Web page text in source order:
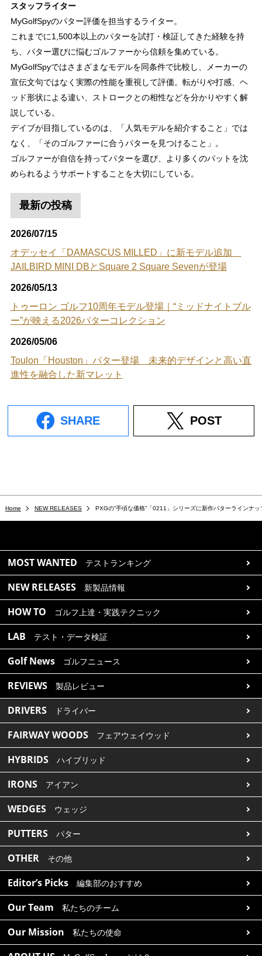
スタッフライター
MyGolfSpyのパター評価を担当するライター。
これまでに1,500本以上のパターを試打・検証してきた経験を持
ち、パター選びに悩むゴルファーから信頼を集めている。
MyGolfSpyではさまざまなモデルを同条件で比較し、メーカーの
宣伝文句ではなく実際の性能を重視して評価。転がりや打感、ヘ
ッド形状による違い、ストロークとの相性などを分かりやすく解
説している。
デイブが目指しているのは、「人気モデルを紹介すること」では
なく、「そのゴルファーに合うパターを見つけること」。
ゴルファーが自信を持ってパターを選び、より多くのパットを沈
められるようサポートすることを大切にしている。
最新の投稿
2026/07/15
オデッセイ「DAMASCUS MILLED」に新モデル追加
JAILBIRD MINI DBとSquare 2 Square Sevenが登場
2026/05/13
トゥーロン ゴルフ10周年モデル登場｜“ミッドナイトブル
ー”が映える2026パターコレクション
2026/05/06
Toulon「Houston」パター登場 未来的デザインと高い直
進性を融合した新マレット
SHARE POST
Home NEW RELEASES PXGの“手頃な価格”「0211」シリーズに新作パターラインナ
MOST WANTED テストランキング
NEW RELEASES 新製品情報
HOW TO ゴルフ上達・実践テクニック
LAB テスト・データ検証
Golf News ゴルフニュース
REVIEWS 製品レビュー
DRIVERS ドライバー
FAIRWAY WOODS フェアウェイウッド
HYBRIDS ハイブリッド
IRONS アイアン
WEDGES ウェッジ
PUTTERS パター
OTHER その他
Editor’s Picks 編集部のおすすめ
Our Team 私たちのチーム
Our Mission 私たちの使命